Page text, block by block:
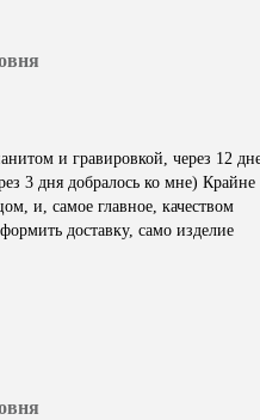
и гравировкой, через 12
3 дня добралось ко мне) Крайне
и, самое главное, качеством
доставку, само изделие